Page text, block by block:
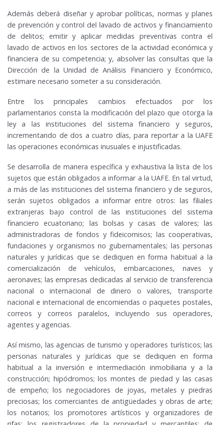
Además deberá diseñar y aprobar políticas, normas y planes
de prevención y control del lavado de activos y financiamiento
de delitos; emitir y aplicar medidas preventivas contra el
lavado de activos en los sectores de la actividad económica y
financiera de su competencia; y, absolver las consultas que la
Dirección de la Unidad de Análisis Financiero y Económico,
estimare necesario someter a su consideración.
Entre los principales cambios efectuados por los
parlamentarios consta la modificación del plazo que otorga la
ley a las instituciones del sistema financiero y seguros,
incrementando de dos a cuatro días, para reportar a la UAFE
las operaciones económicas inusuales e injustificadas.
Se desarrolla de manera específica y exhaustiva la lista de los
sujetos que están obligados a informar a la UAFE. En tal virtud,
a más de las instituciones del sistema financiero y de seguros,
serán sujetos obligados a informar entre otros: las filiales
extranjeras bajo control de las instituciones del sistema
financiero ecuatoriano; las bolsas y casas de valores; las
administradoras de fondos y fideicomisos; las cooperativas,
fundaciones y organismos no gubernamentales; las personas
naturales y jurídicas que se dediquen en forma habitual a la
comercialización de vehículos, embarcaciones, naves y
aeronaves; las empresas dedicadas al servicio de transferencia
nacional o internacional de dinero o valores, transporte
nacional e internacional de encomiendas o paquetes postales,
correos y correos paralelos, incluyendo sus operadores,
agentes y agencias.
Así mismo, las agencias de turismo y operadores turísticos; las
personas naturales y jurídicas que se dediquen en forma
habitual a la inversión e intermediación inmobiliaria y a la
construcción; hipódromos; los montes de piedad y las casas
de empeño; los negociadores de joyas, metales y piedras
preciosas; los comerciantes de antigüedades y obras de arte;
los notarios; los promotores artísticos y organizadores de